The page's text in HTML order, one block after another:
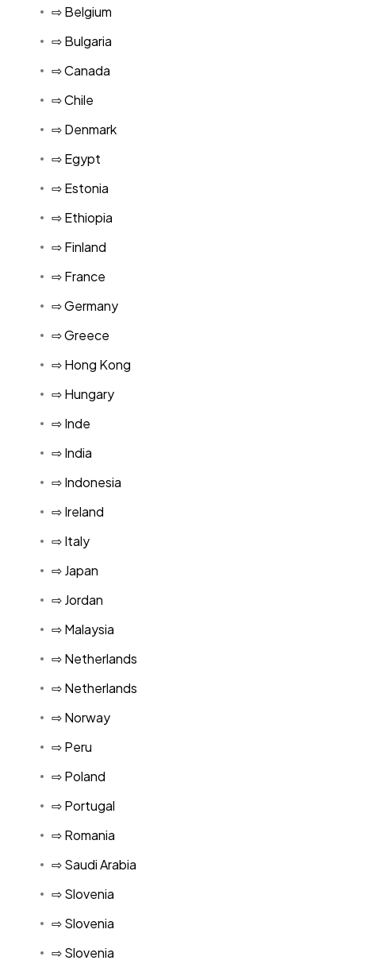
⇨ Belgium
⇨ Bulgaria
⇨ Canada
⇨ Chile
⇨ Denmark
⇨ Egypt
⇨ Estonia
⇨ Ethiopia
⇨ Finland
⇨ France
⇨ Germany
⇨ Greece
⇨ Hong Kong
⇨ Hungary
⇨ Inde
⇨ India
⇨ Indonesia
⇨ Ireland
⇨ Italy
⇨ Japan
⇨ Jordan
⇨ Malaysia
⇨ Netherlands
⇨ Netherlands
⇨ Norway
⇨ Peru
⇨ Poland
⇨ Portugal
⇨ Romania
⇨ Saudi Arabia
⇨ Slovenia
⇨ Slovenia
⇨ Slovenia